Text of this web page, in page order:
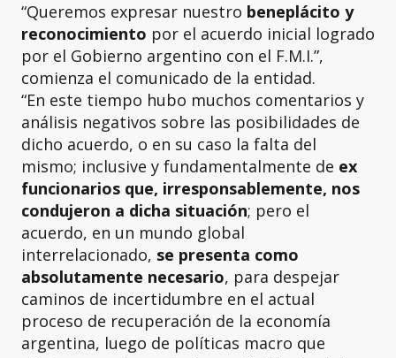
“Queremos expresar nuestro beneplácito y
reconocimiento por el acuerdo inicial logrado
por el Gobierno argentino con el F.M.I.”,
comienza el comunicado de la entidad.
“En este tiempo hubo muchos comentarios y
análisis negativos sobre las posibilidades de
dicho acuerdo, o en su caso la falta del
mismo; inclusive y fundamentalmente de ex
funcionarios que, irresponsablemente, nos
condujeron a dicha situación; pero el
acuerdo, en un mundo global
interrelacionado, se presenta como
absolutamente necesario, para despejar
caminos de incertidumbre en el actual
proceso de recuperación de la economía
argentina, luego de políticas macro que